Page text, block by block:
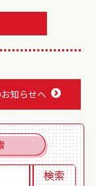
知らせへ